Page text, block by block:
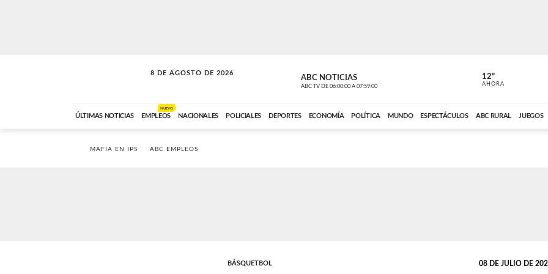
8 DE AGOSTO DE 2026
SOLO MÚSICA ABC NOTICIAS
ABC TV DE 06:00:00 A 07:59:00 ABC CARDINAL
12º
AHORA
ÚLTIMAS NOTICIAS EMPLEOS
NUEVO
NACIONALES POLICIALES DEPORTES ECONOMÍA POLÍTICA MUNDO ESPECTÁCULOS ABC RURAL JUEGOS
MAFIA EN IPS ABC EMPLEOS
BÁSQUETBOL 08 DE JULIO DE